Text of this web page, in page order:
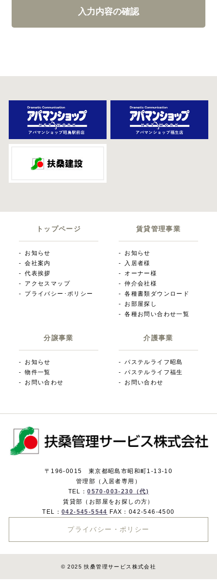
トップページ
お知らせ
会社案内
代表挨拶
アクセスマップ
プライバシー･ポリシー
賃貸管理事業
お知らせ
入居者様
オーナー様
仲介会社様
各種書類ダウンロード
お部屋探し
各種お問い合わせ一覧
分譲事業
お知らせ
物件一覧
お問い合わせ
介護事業
パステルライフ昭島
パステルライフ福生
お問い合わせ
〒196-0015 東京都昭島市昭和町1-13-10
管理部（入居者専用）
TEL：0570-003-230（代)
賃貸部（お部屋をお探しの方）
TEL： 042-545-5544 FAX：042-546-4500
プライバシー・ポリシー
© 2025 扶桑管理サービス株式会社